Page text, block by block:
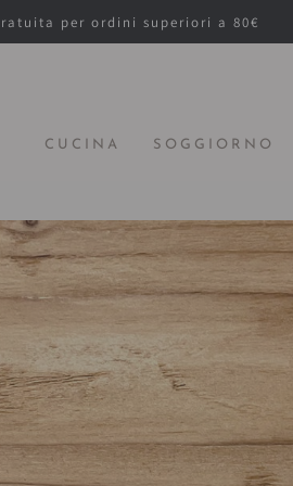
per ordini superiori a 80€
CUCINA SOGGIORNO